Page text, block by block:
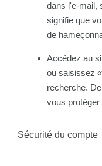
dans l'e-mail,
signifie que
de
Accédez au
ou saisissez
recherche.
vous protéger
Sécurité du compte